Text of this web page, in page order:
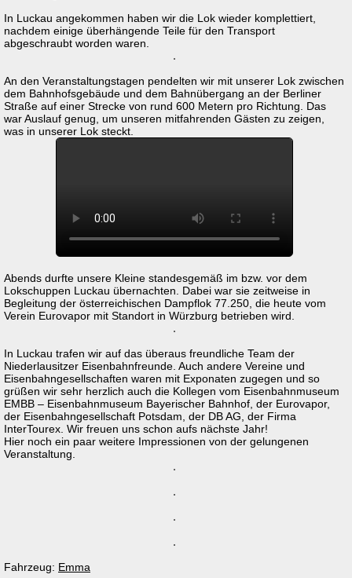
In Luckau angekommen haben wir die Lok wieder komplettiert,
nachdem einige überhängende Teile für den Transport
abgeschraubt worden waren.
An den Veranstaltungstagen pendelten wir mit unserer Lok zwischen
dem Bahnhofsgebäude und dem Bahnübergang an der Berliner
Straße auf einer Strecke von rund 600 Metern pro Richtung. Das
war Auslauf genug, um unseren mitfahrenden Gästen zu zeigen,
was in unserer Lok steckt.
Abends durfte unsere Kleine standesgemäß im bzw. vor dem
Lokschuppen Luckau übernachten. Dabei war sie zeitweise in
Begleitung der österreichischen Dampflok 77.250, die heute vom
Verein Eurovapor mit Standort in Würzburg betrieben wird.
In Luckau trafen wir auf das überaus freundliche Team der
Niederlausitzer Eisenbahnfreunde. Auch andere Vereine und
Eisenbahngesellschaften waren mit Exponaten zugegen und so
grüßen wir sehr herzlich auch die Kollegen vom Eisenbahnmuseum
EMBB – Eisenbahnmuseum Bayerischer Bahnhof, der Eurovapor,
der Eisenbahngesellschaft Potsdam, der DB AG, der Firma
InterTourex. Wir freuen uns schon aufs nächste Jahr!
Hier noch ein paar weitere Impressionen von der gelungenen
Veranstaltung.
Fahrzeug: Emma